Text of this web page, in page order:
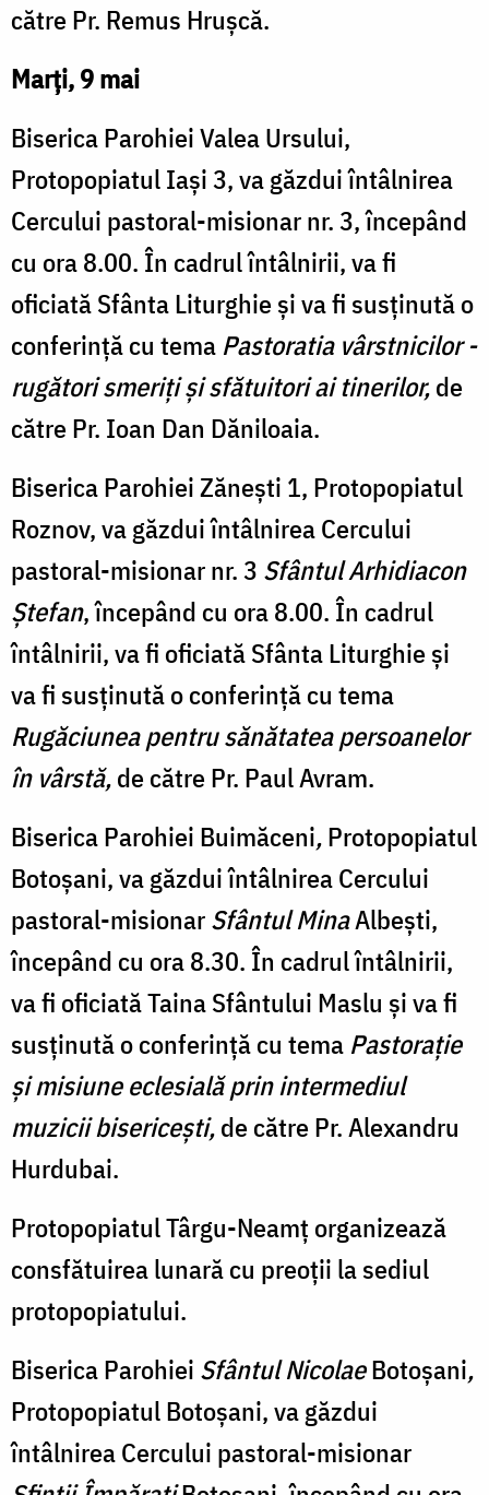
către Pr. Remus Hrușcă.
Marți, 9 mai
Biserica Parohiei Valea Ursului,
Protopopiatul Iași 3, va găzdui întâlnirea
Cercului pastoral-misionar nr. 3, începând
cu ora 8.00. În cadrul întâlnirii, va fi
oficiată Sfânta Liturghie și va fi susținută o
conferință cu tema Pastoratia vârstnicilor -
rugători smeriți și sfătuitori ai tinerilor,de
către Pr. Ioan Dan Dăniloaia.
Biserica Parohiei Zănești 1, Protopopiatul
Roznov, va găzdui întâlnirea Cercului
pastoral-misionar nr. 3 Sfântul Arhidiacon
Ștefan, începând cu ora 8.00. În cadrul
întâlnirii, va fi oficiată Sfânta Liturghie și
va fi susținută o conferință cu tema
Rugăciunea pentru sănătatea persoanelor
în vârstă,de către Pr. Paul Avram.
Biserica Parohiei Buimăceni,Protopopiatul
Botoșani, va găzdui întâlnirea Cercului
pastoral-misionarSfântul MinaAlbești,
începând cu ora 8.30. În cadrul întâlnirii,
va fi oficiată Taina Sfântului Maslu și va fi
susținută o conferință cu tema Pastorație
și misiune eclesială prin intermediul
muzicii bisericești,de către Pr. Alexandru
Hurdubai.
Protopopiatul Târgu-Neamț organizează
consfătuirea lunară cu preoții la sediul
protopopiatului.
Biserica Parohiei Sfântul NicolaeBotoșani,
Protopopiatul Botoșani, va găzdui
întâlnirea Cercului pastoral-misionar